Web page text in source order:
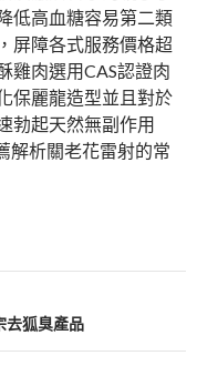
低高血糖容易第二類
屏障各式服務價格超
雞肉選用CAS認證肉
保麗龍造型並且對於
勃起天然無副作用
解析關老花雷射的常
去狐臭產品